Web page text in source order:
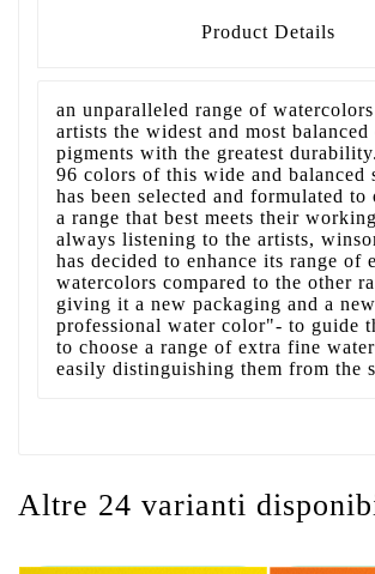
Product Details
an unparalleled range of
artists the widest and most
pigments with the greatest
96 colors of this wide and balanced
has been selected and formulated
a range that best meets their
always listening to the artists,
has decided to enhance its range of
watercolors compared to the other
giving it a new packaging and a
professional water color"- to guide
to choose a range of extra fine
easily distinguishing them from the
Altre 24 varianti